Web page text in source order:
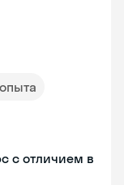
с отличием в